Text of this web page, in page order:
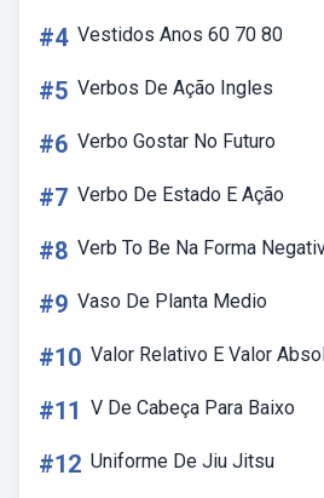
#4 Vestidos Anos 60 70 80
#5 Verbos De Ação Ingles
#6 Verbo Gostar No Futuro
#7 Verbo De Estado E Ação
#8 Verb To Be Na Forma
#9 Vaso De Planta Medio
#10 Valor Relativo E Valor
#11 V De Cabeça Para Baixo
#12 Uniforme De Jiu Jitsu